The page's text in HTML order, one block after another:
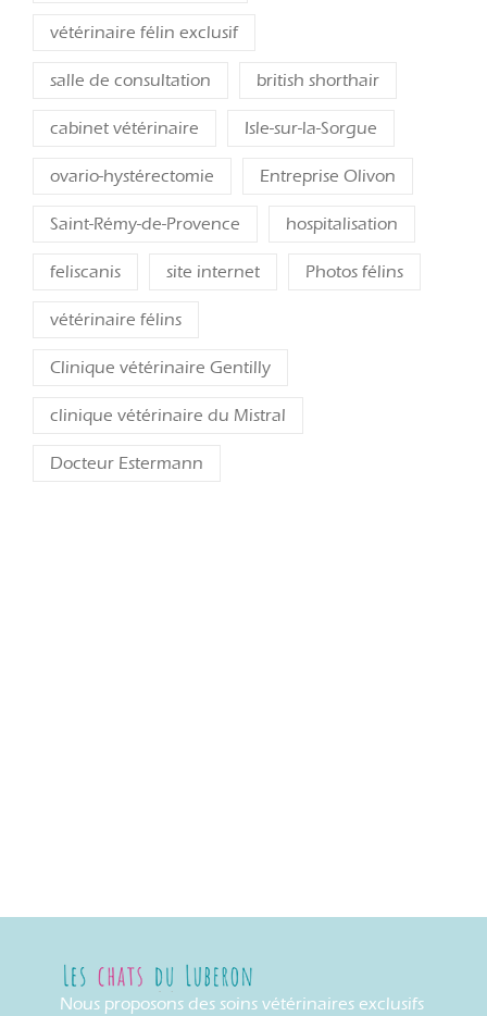
vétérinaire félin exclusif
salle de consultation british shorthair
cabinet vétérinaire Isle-sur-la-Sorgue
ovario-hystérectomie Entreprise Olivon
Saint-Rémy-de-Provence hospitalisation
feliscanis site internet Photos félins
vétérinaire félins
Clinique vétérinaire Gentilly
clinique vétérinaire du Mistral
Docteur Estermann
Nous proposons des soins vétérinaires exclusifs